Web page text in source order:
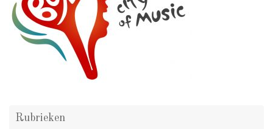
Rubrieken